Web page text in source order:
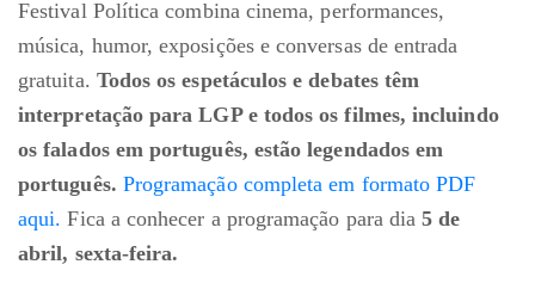
Festival Política combina cinema, performances,
música, humor, exposições e conversas de entrada
gratuita. Todos os espetáculos e debates têm
interpretação para LGP e todos os filmes, incluindo
os falados em português, estão legendados em
português. Programação completa em formato PDF
aqui. Fica a conhecer a programação para dia5 de
abril, sexta-feira.